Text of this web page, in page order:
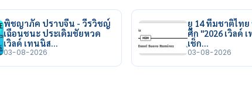
พิชญาภัค ปราบจีน - วีรวิชญ์
เฉือนชนะ ประเดิมชัยหวด
เวิลด์ เทนนิส…
03-08-2026
ยู 14 ทีมชาติไท
ศึก "2026 เวิลด์
เช็ก…
03-08-2026